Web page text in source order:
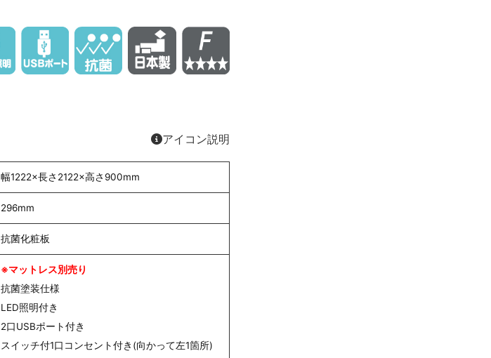
アイコン説明
幅1222×長さ2122×高さ900mm
296mm
抗菌化粧板
※マットレス別売り
抗菌塗装仕様
LED照明付き
2口USBポート付き
スイッチ付1口コンセント付き(向かって左1箇所)